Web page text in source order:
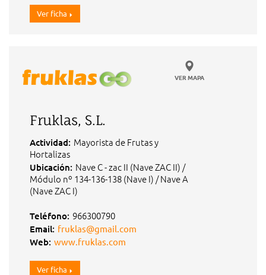
Ver ficha
VER MAPA
Fruklas, S.L.
Actividad: Mayorista de Frutas y
Hortalizas
Ubicación: Nave C - zac II (Nave ZAC II) /
Módulo nº 134-136-138 (Nave I) / Nave A
(Nave ZAC I)
Teléfono: 966300790
Email: fruklas@gmail.com
Web: www.fruklas.com
Ver ficha